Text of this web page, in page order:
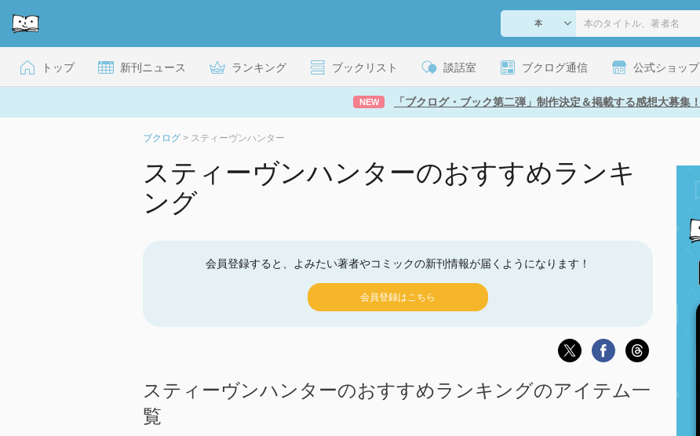
トップ 新刊ニュース ランキング ブックリスト 談話室 ブクログ通信 公式ショップ
NEW 「ブクログ・ブック第二弾」制作決定＆掲載する感想大募集！
ブクログ > スティーヴンハンター
スティーヴンハンターのおすすめランキ
ング
会員登録すると、よみたい著者やコミックの新刊情報が届くようになります！
会員登録はこちら
スティーヴンハンターのおすすめランキングのアイテム一
覧